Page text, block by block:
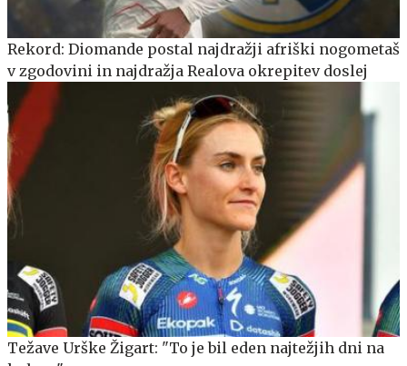
Rekord: Diomande postal najdražji afriški nogometaš
v zgodovini in najdražja Realova okrepitev doslej
Težave Urške Žigart: "To je bil eden najtežjih dni na